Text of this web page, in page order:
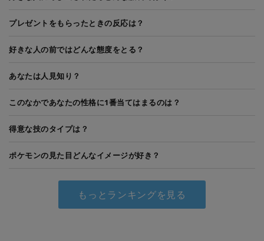
プレゼントをもらったときの反応は？
好きな人の前ではどんな態度をとる？
あなたは人見知り？
このなかであなたの性格に1番当てはまるのは？
得意な技のタイプは？
ポケモンの見た目どんなイメージが好き？
もっとランキングを見る